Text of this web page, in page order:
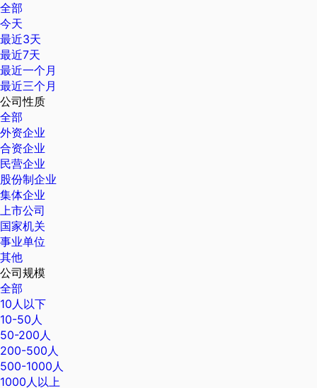
全部
今天
最近3天
最近7天
最近一个月
最近三个月
公司性质
全部
外资企业
合资企业
民营企业
股份制企业
集体企业
上市公司
国家机关
事业单位
其他
公司规模
全部
10人以下
10-50人
50-200人
200-500人
500-1000人
1000人以上